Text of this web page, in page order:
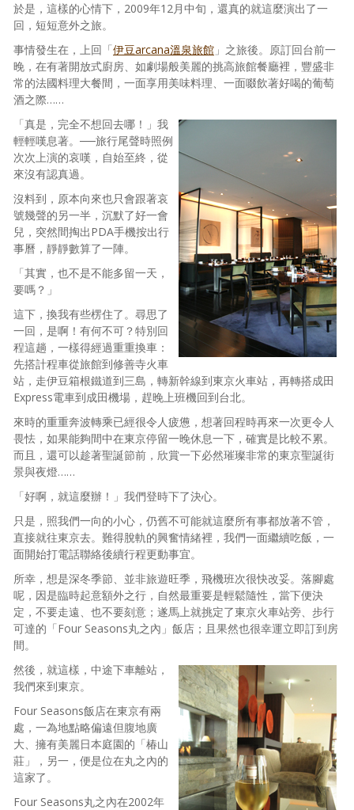
活動實況記錄
媒體報導一覽
合作與代言
於是，這樣的心情下，2009年12月中旬，還真的就這麼演出了一
回，短短意外之旅。
事情發生在，上回「伊豆arcana溫泉旅館 」之旅後。原訂回台前一
晚，在有著開放式廚房、如劇場般美麗的挑高旅館餐廳裡，豐盛非
常的法國料理大餐間，一面享用美味料理、一面啜飲著好喝的葡萄
酒之際……
「真是，完全不想回去哪！」我
輕輕嘆息著。──旅行尾聲時照例
次次上演的哀嘆，自始至終，從
來沒有認真過。
沒料到，原本向來也只會跟著哀
號幾聲的另一半，沉默了好一會
兒，突然間掏出PDA手機按出行
事曆，靜靜數算了一陣。
「其實，也不是不能多留一天，
要嗎？」
這下，換我有些楞住了。尋思了
一回，是啊！有何不可？特別回
程這趟，一樣得經過重重換車：
先搭計程車從旅館到修善寺火車
站，走伊豆箱根鐵道到三島，轉新幹線到東京火車站，再轉搭成田
Express電車到成田機場，趕晚上班機回到台北。
來時的重重奔波轉乘已經很令人疲憊，想著回程時再來一次更令人
畏怯，如果能夠間中在東京停留一晚休息一下，確實是比較不累。
而且，還可以趁著聖誕節前，欣賞一下必然璀璨非常的東京聖誕街
景與夜燈……
「好啊，就這麼辦！」我們登時下了決心。
只是，照我們一向的小心，仍舊不可能就這麼所有事都放著不管，
直接就往東京去。難得脫軌的興奮情緒裡，我們一面繼續吃飯，一
面開始打電話聯絡後續行程更動事宜。
所幸，想是深冬季節、並非旅遊旺季，飛機班次很快改妥。落腳處
呢，因是臨時起意額外之行，自然最重要是輕鬆隨性，當下便決
定，不要走遠、也不要刻意；遂馬上就挑定了東京火車站旁、步行
可達的「Four Seasons丸之內」飯店；且果然也很幸運立即訂到房
間。
然後，就這樣，中途下車離站，
我們來到東京。
Four Seasons飯店在東京有兩
處，一為地點略偏遠但腹地廣
大、擁有美麗日本庭園的「椿山
莊」，另一，便是位在丸之內的
這家了。
Four Seasons丸之內在2002年